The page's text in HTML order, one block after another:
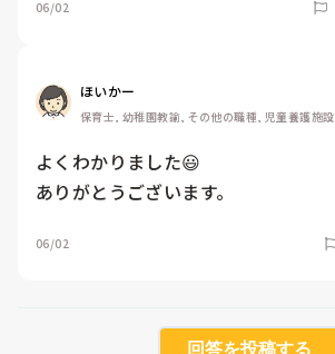
06/02
ほいかー
保育士, 幼稚園教諭, その他の職種, 児童養護施設
よくわかりました😃
ありがとうございます。
06/02
回答を投稿する